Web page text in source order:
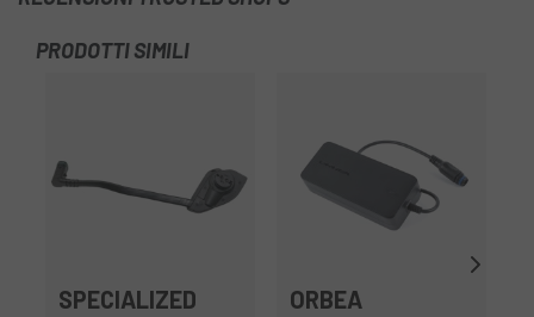
PRODOTTI SIMILI
SPECIALIZED ORBEA